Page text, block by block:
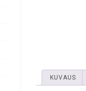
KUVAUS